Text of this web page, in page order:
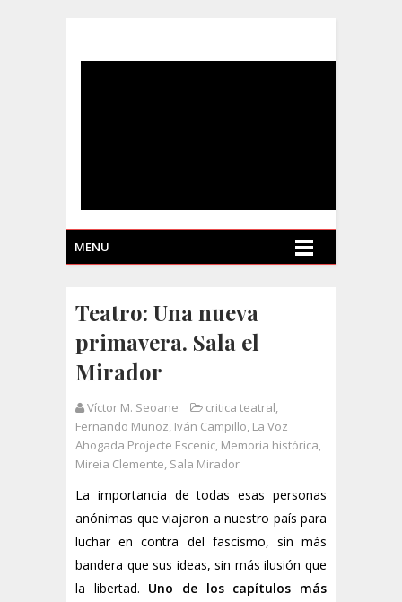
MENU
Teatro: Una nueva
primavera. Sala el
Mirador
Víctor M. Seoane critica teatral,
Fernando Muñoz, Iván Campillo, La Voz
Ahogada Projecte Escenic, Memoria histórica,
Mireia Clemente, Sala Mirador
La importancia de todas esas personas
anónimas que viajaron a nuestro país para
luchar en contra del fascismo, sin más
bandera que sus ideas, sin más ilusión que
la libertad. Uno de los capítulos más